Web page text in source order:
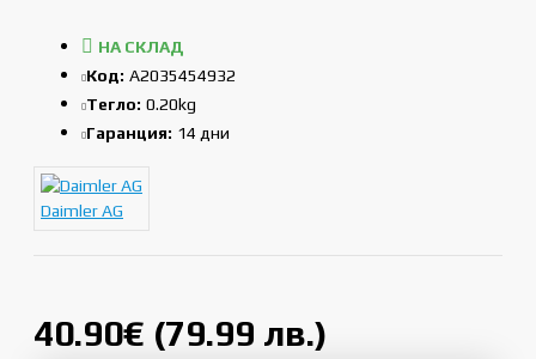
40.90€ (79.99 лв.)
НА СКЛАД
Код: A2035454932
Тегло: 0.20kg
Гаранция: 14 дни
Daimler AG